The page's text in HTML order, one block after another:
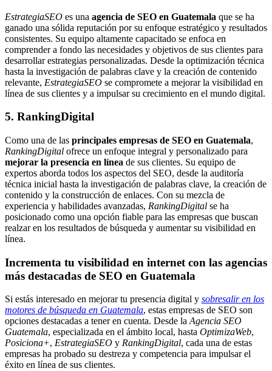
EstrategiaSEO es una agencia de SEO en Guatemala que se ha
ganado una sólida reputación por su enfoque estratégico y resultados
consistentes. Su equipo altamente capacitado se enfoca en
comprender a fondo las necesidades y objetivos de sus clientes para
desarrollar estrategias personalizadas. Desde la optimización técnica
hasta la investigación de palabras clave y la creación de contenido
relevante, EstrategiaSEO se compromete a mejorar la visibilidad en
línea de sus clientes y a impulsar su crecimiento en el mundo digital.
5. RankingDigital
Como una de las principales empresas de SEO en Guatemala,
RankingDigital ofrece un enfoque integral y personalizado para
mejorar la presencia en línea de sus clientes. Su equipo de
expertos aborda todos los aspectos del SEO, desde la auditoría
técnica inicial hasta la investigación de palabras clave, la creación de
contenido y la construcción de enlaces. Con su mezcla de
experiencia y habilidades avanzadas, RankingDigital se ha
posicionado como una opción fiable para las empresas que buscan
realzar en los resultados de búsqueda y aumentar su visibilidad en
línea.
Incrementa tu visibilidad en internet con las agencias
más destacadas de SEO en Guatemala
Si estás interesado en mejorar tu presencia digital y sobresalir en los
motores de búsqueda en Guatemala, estas empresas de SEO son
opciones destacadas a tener en cuenta. Desde laAgencia SEO
Guatemala, especializada en el ámbito local, hasta OptimizaWeb,
Posiciona+, EstrategiaSEO y RankingDigital, cada una de estas
empresas ha probado su destreza y competencia para impulsar el
éxito en línea de sus clientes.